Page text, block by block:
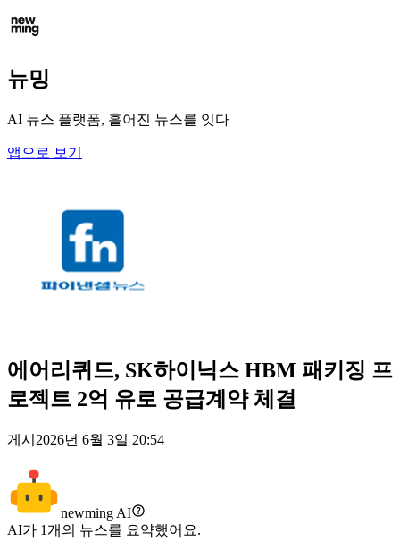
뉴밍
AI 뉴스 플랫폼, 흩어진 뉴스를 잇다
앱으로 보기
에어리퀴드, SK하이닉스 HBM 패키징 프
로젝트 2억 유로 공급계약 체결
게시 2026년 6월 3일 20:54
newming AI
AI가 1개의 뉴스를 요약했어요.